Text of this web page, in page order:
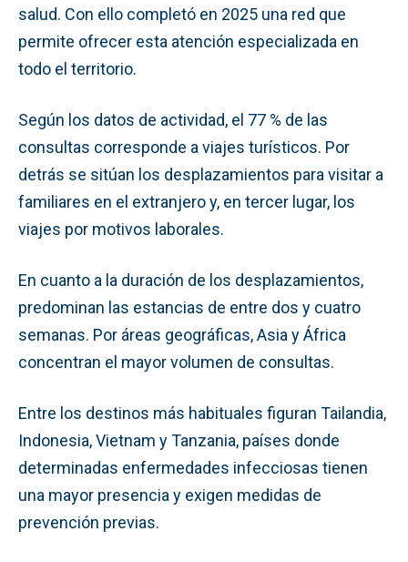
salud. Con ello completó en 2025 una red que
permite ofrecer esta atención especializada en
todo el territorio.
Según los datos de actividad, el 77 % de las
consultas corresponde a viajes turísticos. Por
detrás se sitúan los desplazamientos para visitar a
familiares en el extranjero y, en tercer lugar, los
viajes por motivos laborales.
En cuanto a la duración de los desplazamientos,
predominan las estancias de entre dos y cuatro
semanas. Por áreas geográficas, Asia y África
concentran el mayor volumen de consultas.
Entre los destinos más habituales figuran Tailandia,
Indonesia, Vietnam y Tanzania, países donde
determinadas enfermedades infecciosas tienen
una mayor presencia y exigen medidas de
prevención previas.